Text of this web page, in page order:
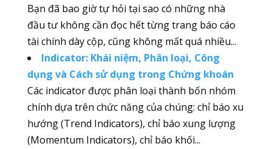
Bạn đã bao giờ tự hỏi tại sao có những nhà
đầu tư không cần đọc hết từng trang báo cáo
tài chính dày cộp, cũng không mất quá nhiều...
Indicator: Khái niệm, Phân loại, Công
dụng và Cách sử dụng trong Chứng khoán
Các indicator được phân loại thành bốn nhóm
chính dựa trên chức năng của chúng: chỉ báo xu
hướng (Trend Indicators), chỉ báo xung lượng
(Momentum Indicators), chỉ báo khối...